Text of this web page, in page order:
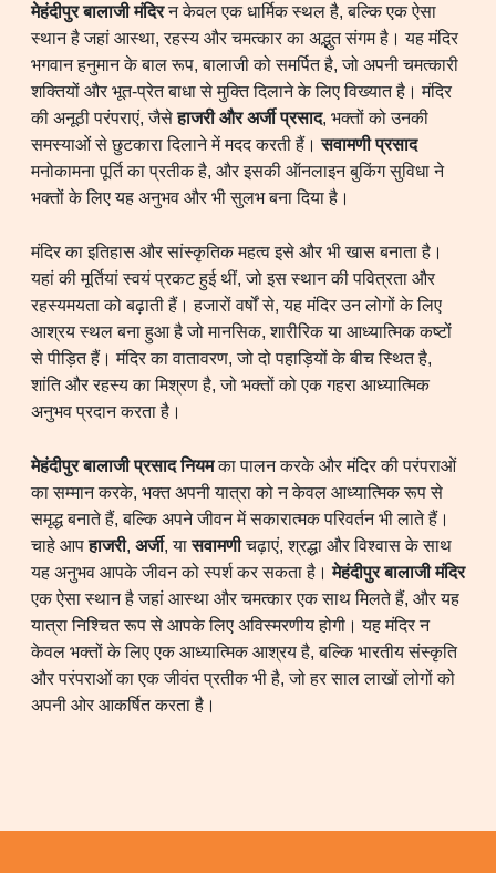
मेहंदीपुर बालाजी मंदिरन केवल एक धार्मिक स्थल है, बल्कि एक ऐसा
स्थान है जहां आस्था, रहस्य और चमत्कार का अद्भुत संगम है। यह मंदिर
भगवान हनुमान के बाल रूप, बालाजी को समर्पित है, जो अपनी चमत्कारी
शक्तियों और भूत-प्रेत बाधा से मुक्ति दिलाने के लिए विख्यात है। मंदिर
की अनूठी परंपराएं, जैसेहाजरी और अर्जी प्रसाद, भक्तों को उनकी
समस्याओं से छुटकारा दिलाने में मदद करती हैं।सवामणी प्रसाद
मनोकामना पूर्ति का प्रतीक है, और इसकी ऑनलाइन बुकिंग सुविधा ने
भक्तों के लिए यह अनुभव और भी सुलभ बना दिया है।
मंदिर का इतिहास और सांस्कृतिक महत्व इसे और भी खास बनाता है।
यहां की मूर्तियां स्वयं प्रकट हुई थीं, जो इस स्थान की पवित्रता और
रहस्यमयता को बढ़ाती हैं। हजारों वर्षों से, यह मंदिर उन लोगों के लिए
आश्रय स्थल बना हुआ है जो मानसिक, शारीरिक या आध्यात्मिक कष्टों
से पीड़ित हैं। मंदिर का वातावरण, जो दो पहाड़ियों के बीच स्थित है,
शांति और रहस्य का मिश्रण है, जो भक्तों को एक गहरा आध्यात्मिक
अनुभव प्रदान करता है।
मेहंदीपुर बालाजी प्रसाद नियमका पालन करके और मंदिर की परंपराओं
का सम्मान करके, भक्त अपनी यात्रा को न केवल आध्यात्मिक रूप से
समृद्ध बनाते हैं, बल्कि अपने जीवन में सकारात्मक परिवर्तन भी लाते हैं।
चाहे आपहाजरी, अर्जी, यासवामणीचढ़ाएं, श्रद्धा और विश्वास के साथ
यह अनुभव आपके जीवन को स्पर्श कर सकता है।मेहंदीपुर बालाजी मंदिर
एक ऐसा स्थान है जहां आस्था और चमत्कार एक साथ मिलते हैं, और यह
यात्रा निश्चित रूप से आपके लिए अविस्मरणीय होगी। यह मंदिर न
केवल भक्तों के लिए एक आध्यात्मिक आश्रय है, बल्कि भारतीय संस्कृति
और परंपराओं का एक जीवंत प्रतीक भी है, जो हर साल लाखों लोगों को
अपनी ओर आकर्षित करता है।